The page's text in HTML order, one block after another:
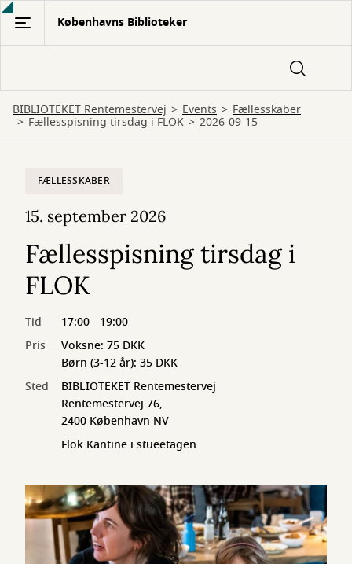
Gå
hovedindhold
Københavns Biblioteker
BIBLIOTEKET Rentemestervej Events Fællesskaber
Fællesspisning tirsdag i FLOK 2026-09-15
FÆLLESSKABER
15. september 2026
Fællesspisning tirsdag i
FLOK
Tid
17:00 - 19:00
Pris
Voksne: 75 DKK
Børn (3-12 år): 35 DKK
Sted
BIBLIOTEKET Rentemestervej
Rentemestervej 76,
2400 København NV
Flok Kantine i stueetagen